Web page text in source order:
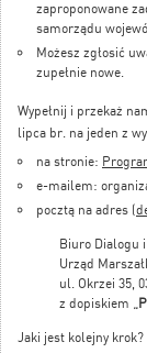
zaproponowane
samorządu
Możesz zgłosić
zupełnie nowe.
Wypełnij i przekaż
lipca br. na jeden z
na stronie:
e-mailem:
pocztą na adres (
Biuro Dialogu
Urząd
ul. Okrzei 35,
z dopiskiem
Jaki jest kolejny krok?